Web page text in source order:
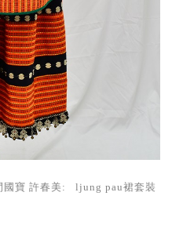
國寶 許春美: ljung pau裙套裝